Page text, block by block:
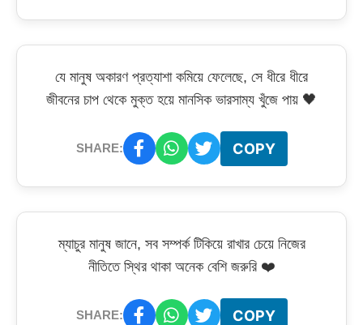
যে মানুষ অকারণ প্রত্যাশা কমিয়ে ফেলেছে, সে ধীরে ধীরে
জীবনের চাপ থেকে মুক্ত হয়ে মানসিক ভারসাম্য খুঁজে পায় 🖤
SHARE: COPY
ম্যাচুর মানুষ জানে, সব সম্পর্ক টিকিয়ে রাখার চেয়ে নিজের
নীতিতে স্থির থাকা অনেক বেশি জরুরি ❤️
SHARE: COPY